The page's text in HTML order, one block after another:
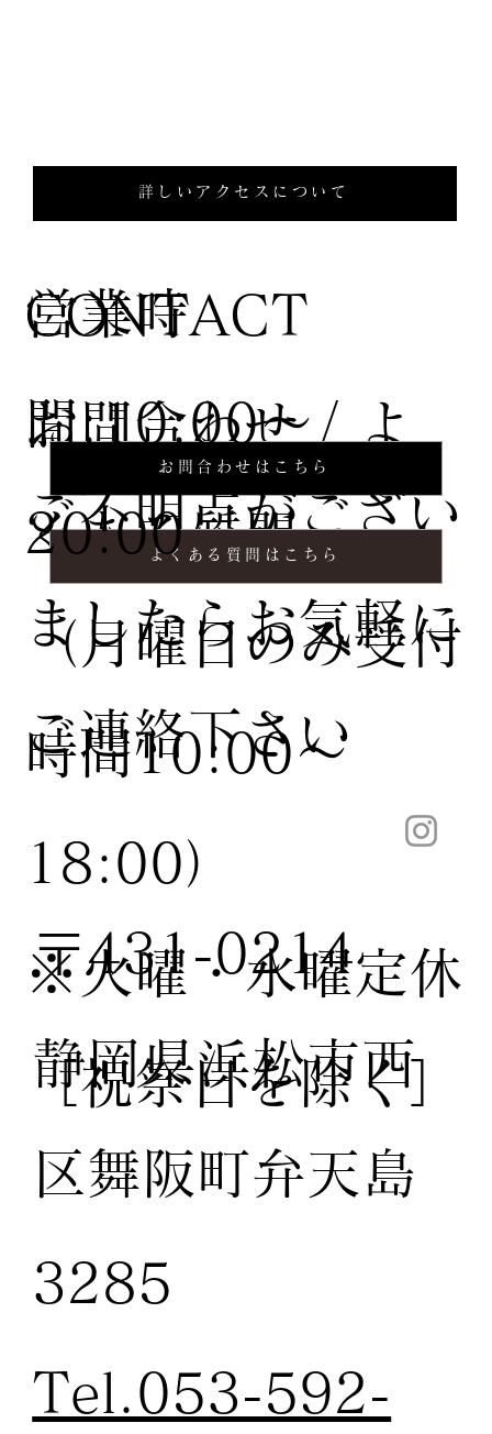
CONTACT
お問合わせ / よ
くある質問
お問合わせはこちら
ご不明点がござい
ましたらお気軽に
ご連絡下さい
よくある質問はこちら
営業時
間:10:00〜
20:00
（月曜日のみ受付
時間10:00〜
18:00）
※火曜・水曜定休
［祝祭日を除く］
〒431-0214
静岡県浜松市西
区舞阪町弁天島
3285
Tel.053-592-
詳しいアクセスについて